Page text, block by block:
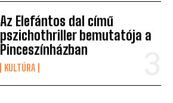
Az Elefántos dal című
pszichothriller bemutatója a
Pinceszínházban
KULTÚRA